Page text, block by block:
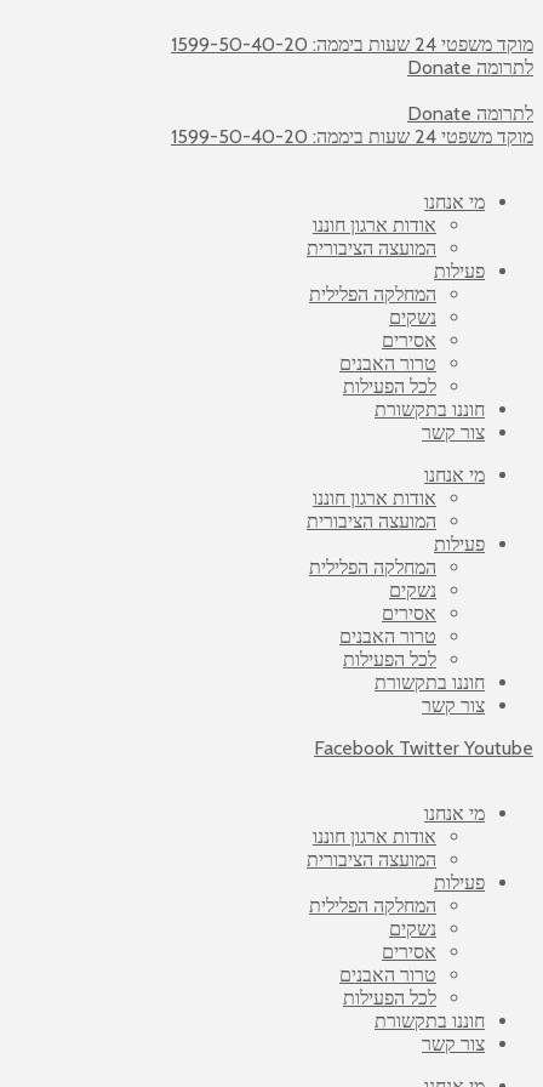
מוקד משפטי 24 שעות ביממה: 1599-50-40-20
לתרומה Donate
לתרומה Donate
מוקד משפטי 24 שעות ביממה: 1599-50-40-20
מי אנחנו
אודות ארגון חוננו
המועצה הציבורית
פעילות
המחלקה הפלילית
נשקים
אסירים
טרור האבנים
לכל הפעילות
חוננו בתקשורת
צור קשר
מי אנחנו
אודות ארגון חוננו
המועצה הציבורית
פעילות
המחלקה הפלילית
נשקים
אסירים
טרור האבנים
לכל הפעילות
חוננו בתקשורת
צור קשר
Facebook Twitter Youtube
מי אנחנו
אודות ארגון חוננו
המועצה הציבורית
פעילות
המחלקה הפלילית
נשקים
אסירים
טרור האבנים
לכל הפעילות
חוננו בתקשורת
צור קשר